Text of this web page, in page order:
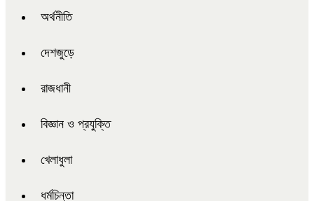
অর্থনীতি
দেশজুড়ে
রাজধানী
বিজ্ঞান ও প্রযুক্তি
খেলাধুলা
ধর্মচিন্তা